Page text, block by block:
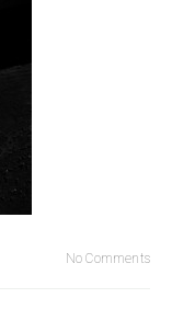
No Comments